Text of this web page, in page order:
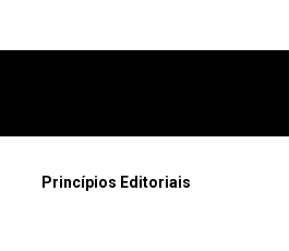
Princípios Editoriais